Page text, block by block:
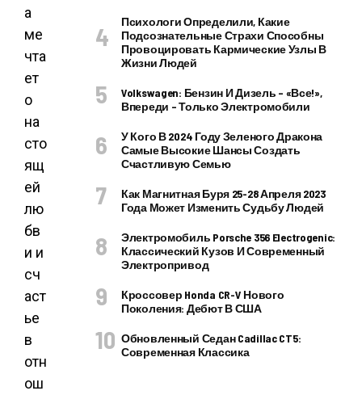
а
ме
чта
ет
о
на
сто
ящ
ей
лю
бв
и и
сч
аст
ье
в
отн
ош
Психологи Определили, Какие
Подсознательные Страхи Способны
Провоцировать Кармические Узлы В
Жизни Людей
Volkswagen: Бензин И Дизель – «все!»,
Впереди – Только Электромобили
У Кого В 2024 Году Зеленого Дракона
Самые Высокие Шансы Создать
Счастливую Семью
Как Магнитная Буря 25-28 Апреля 2023
Года Может Изменить Судьбу Людей
Электромобиль Porsche 356 Electrogenic:
Классический Кузов И Современный
Электропривод
Кроссовер Honda CR-V Нового
Поколения: Дебют В США
Обновленный Седан Cadillac CT5:
Современная Классика